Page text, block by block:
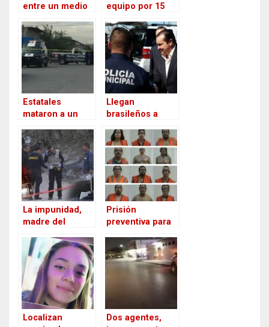
entre un medio
fiscal entregado
/ Reflexiones /
Luis Cardona
equipo por 15
pesos para
garantizar la
seguridad en Cd.
Juárez
Estatales
mataron a un
enfrentamiento
de Cuauhtémoc,
Chihuahua
Llegan
brasileños a
contener la
violencia con el
Modelo de
prevención y
seguridad de Cd.
Juárez
La impunidad,
madre del
Juárez / La
fiscalía doblada
por el crímen
Prisión
preventiva para
a policías
municipales en
Cd. Juárez el
primero de Julio
Localizan
Dos agentes,